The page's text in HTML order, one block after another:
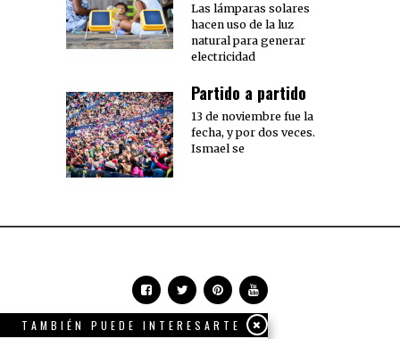
Las lámparas solares
hacen uso de la luz
natural para generar
electricidad
Partido a partido
13 de noviembre fue la
fecha, y por dos veces.
Ismael se
TAMBIÉN PUEDE INTERESARTE